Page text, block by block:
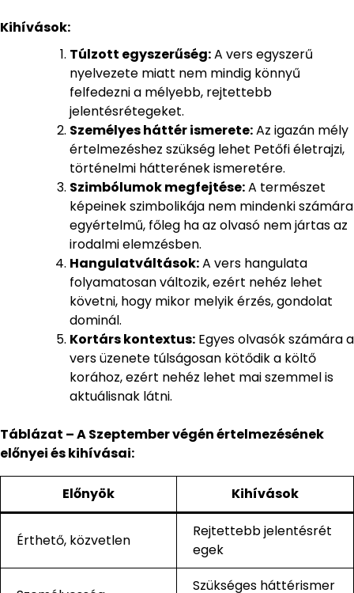
Kihívások:
Túlzott egyszerűség:A vers egyszerű
nyelvezete miatt nem mindig könnyű
felfedezni a mélyebb, rejtettebb
jelentésrétegeket.
Személyes háttér ismerete:Az igazán mély
értelmezéshez szükség lehet Petőfi életrajzi,
történelmi hátterének ismeretére.
Szimbólumok megfejtése:A természet
képeinek szimbolikája nem mindenki számára
egyértelmű, főleg ha az olvasó nem jártas az
irodalmi elemzésben.
Hangulatváltások:A vers hangulata
folyamatosan változik, ezért nehéz lehet
követni, hogy mikor melyik érzés, gondolat
dominál.
Kortárs kontextus: Egyes olvasók számára a
vers üzenete túlságosan kötődik a költő
korához, ezért nehéz lehet mai szemmel is
aktuálisnak látni.
Táblázat – A Szeptember végén értelmezésének
előnyei és kihívásai:
Előnyök Kihívások
Érthető, közvetlen
Rejtettebb jelentésrét
egek
Szükséges háttérismer